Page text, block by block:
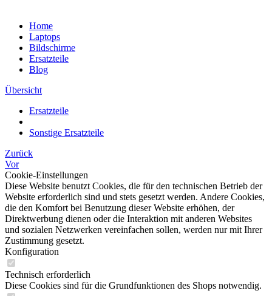
Home
Laptops
Bildschirme
Ersatzteile
Blog
Übersicht
Ersatzteile
Sonstige Ersatzteile
Zurück
Vor
Cookie-Einstellungen
Diese Website benutzt Cookies, die für den technischen Betrieb der
Website erforderlich sind und stets gesetzt werden. Andere Cookies,
die den Komfort bei Benutzung dieser Website erhöhen, der
Direktwerbung dienen oder die Interaktion mit anderen Websites
und sozialen Netzwerken vereinfachen sollen, werden nur mit Ihrer
Zustimmung gesetzt.
Konfiguration
Technisch erforderlich
Diese Cookies sind für die Grundfunktionen des Shops notwendig.